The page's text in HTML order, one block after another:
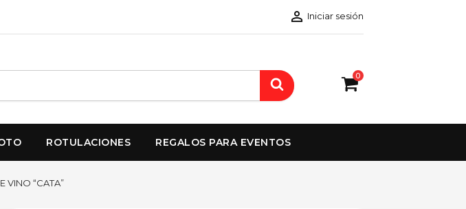
 Iniciar sesión
0
ROTULACIONES REGALOS PARA EVENTOS
VINO “CATA”